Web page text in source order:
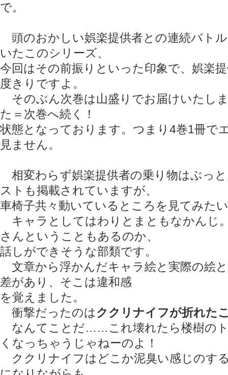
で。
頭のおかしい娯楽提供者との連続バト
いたこのシリーズ、
今回はその前振りといった印象で、娯楽
度きりですよ。
そのぶん次巻は山盛りでお届けいたし
た＝次巻へ続く！
状態となっております。つまり4巻1冊で
見ません。
相変わらず娯楽提供者の乗り物はぶっ
ストも掲載されていますが、
車椅子共々動いているところを見てみた
キャラとしてはわりとまともなかんじ
さんということもあるのか、
話しができそうな部類です。
文章から浮かんだキャラ絵と実際の絵
差があり、そこは違和感
を覚えました。
衝撃だったのはククリナイフが折れた
なんてことだ……これ壊れたら楼樹の
くなっちゃうじゃねーのよ！
ククリナイフはどこか泥臭い感じのす